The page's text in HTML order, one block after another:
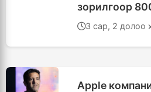
зорилгоор
цомхотгоно
3 сар, 2 долоо
Apple